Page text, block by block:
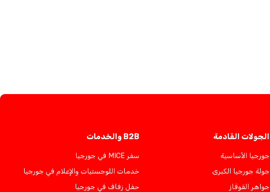
الجولات القادمة
جورجيا الأساسية
جولة جورجيا الكبرى
جواهر القوقاز
B2B والخدمات
سفر MICE في جورجيا
خدمات اللوجستيات والإعلام في جورجيا
حفل زفاف في جورجيا